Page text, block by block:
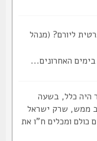
ליורם? (מנהל
האחרונים...
כלל, בשעה
שרק ישראל
ומכלים ח"ו את